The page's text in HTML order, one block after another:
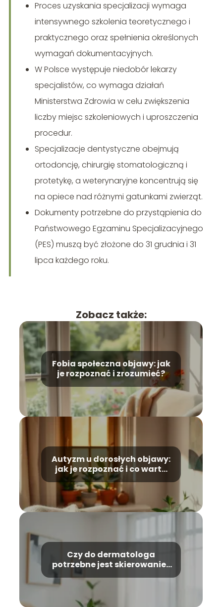
Proces uzyskania specjalizacji wymaga
intensywnego szkolenia teoretycznego i
praktycznego oraz spełnienia określonych
wymagań dokumentacyjnych.
W Polsce występuje niedobór lekarzy
specjalistów, co wymaga działań
Ministerstwa Zdrowia w celu zwiększenia
liczby miejsc szkoleniowych i uproszczenia
procedur.
Specjalizacje dentystyczne obejmują
ortodoncję, chirurgię stomatologiczną i
protetykę, a weterynaryjne koncentrują się
na opiece nad różnymi gatunkami zwierząt.
Dokumenty potrzebne do przystąpienia do
Państwowego Egzaminu Specjalizacyjnego
(PES) muszą być złożone do 31 grudnia i 31
lipca każdego roku.
Zobacz także:
Fobia społeczna objawy: jak
je rozpoznać i zrozumieć?
Autyzm u dorosłych objawy:
jak je rozpoznać i co warto
wiedzieć?
Czy do dermatologa
potrzebne jest skierowanie?
Odpowiadamy na pytania